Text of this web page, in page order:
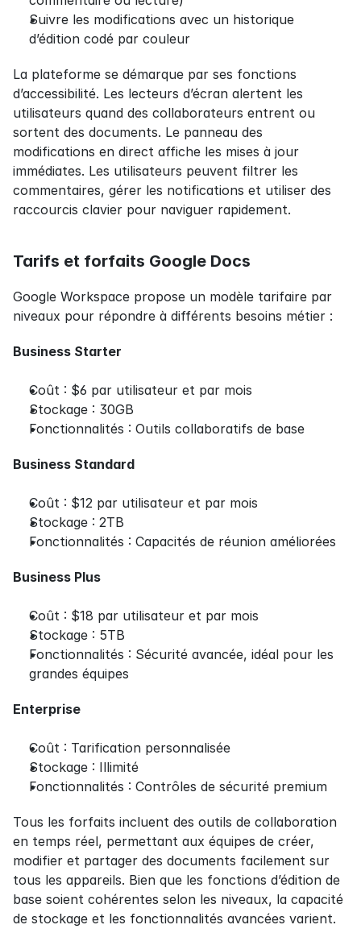
Suivre les modifications avec un historique
d’édition codé par couleur
La plateforme se démarque par ses fonctions
d’accessibilité. Les lecteurs d’écran alertent les
utilisateurs quand des collaborateurs entrent ou
sortent des documents. Le panneau des
modifications en direct affiche les mises à jour
immédiates. Les utilisateurs peuvent filtrer les
commentaires, gérer les notifications et utiliser des
raccourcis clavier pour naviguer rapidement.
Tarifs et forfaits Google Docs
Google Workspace propose un modèle tarifaire par
niveaux pour répondre à différents besoins métier :
Business Starter
Coût : $6 par utilisateur et par mois
Stockage : 30GB
Fonctionnalités : Outils collaboratifs de base
Business Standard
Coût : $12 par utilisateur et par mois
Stockage : 2TB
Fonctionnalités : Capacités de réunion améliorées
Business Plus
Coût : $18 par utilisateur et par mois
Stockage : 5TB
Fonctionnalités : Sécurité avancée, idéal pour les
grandes équipes
Enterprise
Coût : Tarification personnalisée
Stockage : Illimité
Fonctionnalités : Contrôles de sécurité premium
Tous les forfaits incluent des outils de collaboration
en temps réel, permettant aux équipes de créer,
modifier et partager des documents facilement sur
tous les appareils. Bien que les fonctions d’édition de
base soient cohérentes selon les niveaux, la capacité
de stockage et les fonctionnalités avancées varient.